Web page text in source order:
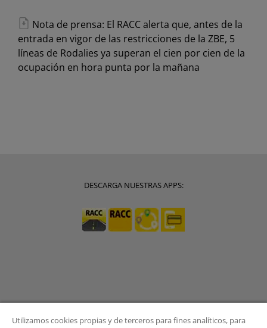
Nota de prensa: El RACC alerta que, antes de la
entrada en vigor de las restricciones de la ZBE, 5
líneas de Rodalies ya superan el cien por cien de la
ocupación en hora punta por la mañana
DESCARGA NUESTRAS APPS:
Utilizamos cookies propias y de terceros para fines analíticos, para